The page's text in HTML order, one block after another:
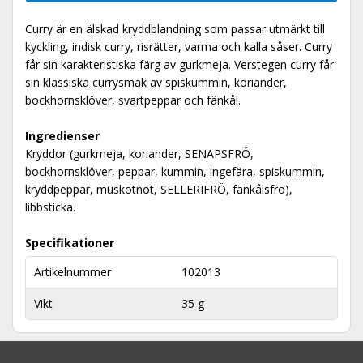
Curry är en älskad kryddblandning som passar utmärkt till
kyckling, indisk curry, risrätter, varma och kalla såser. Curry
får sin karakteristiska färg av gurkmeja. Verstegen curry får
sin klassiska currysmak av spiskummin, koriander,
bockhornsklöver, svartpeppar och fänkål.
Ingredienser
Kryddor (gurkmeja, koriander, SENAPSFRÖ,
bockhornsklöver, peppar, kummin, ingefära, spiskummin,
kryddpeppar, muskotnöt, SELLERIFRÖ, fänkålsfrö),
libbsticka.
Specifikationer
Artikelnummer
102013
Vikt 35 g